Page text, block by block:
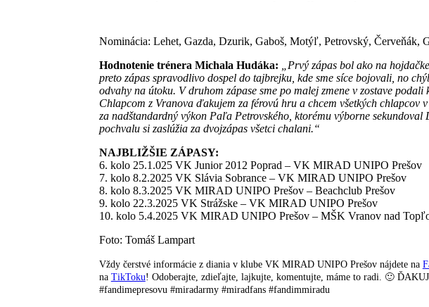
Nominácia: Lehet, Gazda, Dzurik, Gaboš, Motýľ, Petrovský, Červeňák,
Hodnotenie trénera Michala Hudáka:
„Prvý zápas bol ako na
preto zápas spravodlivo dospel do tajbrejku, kde sme síce bojovali, no
odvahy na útoku. V druhom zápase sme po malej zmene v zostave
Chlapcom z Vranova ďakujem za férovú hru a chcem všetkých chlapcov
za nadštandardný výkon Paľa Petrovského, ktorému výborne sekundoval
pochvalu si zaslúžia za dvojzápas všetci chalani.“
NAJBLIŽŠIE ZÁPASY:
6. kolo 25.1.025 VK Junior 2012 Poprad – VK MIRAD UNIPO Prešov
7. kolo 8.2.2025 VK Slávia Sobrance – VK MIRAD UNIPO Prešov
8. kolo 8.3.2025 VK MIRAD UNIPO Prešov – Beachclub Prešov
9. kolo 22.3.2025 VK Strážske – VK MIRAD UNIPO Prešov
10. kolo 5.4.2025 VK MIRAD UNIPO Prešov – MŠK Vranov nad
Foto: Tomáš Lampart
Vždy čerstvé informácie z diania v klube VK MIRAD UNIPO Prešov nájdete na
na TikToku! Odoberajte, zdieľajte, lajkujte, komentujte, máme to radi. 🙂
#fandimepresovu #miradarmy #miradfans #fandimmiradu